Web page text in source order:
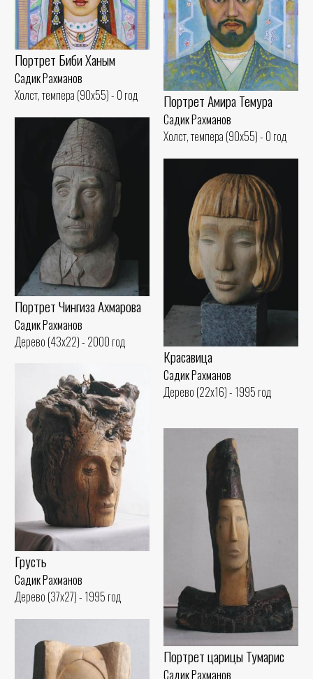
Портрет Биби Ханым
Садик Рахманов
Холст, темпера (90x55) - 0 год
Портрет Амира Темура
Садик Рахманов
Холст, темпера (90x55) - 0 год
Портрет Чингиза Ахмарова
Садик Рахманов
Дерево (43x22) - 2000 год
Красавица
Садик Рахманов
Дерево (22x16) - 1995 год
Грусть
Садик Рахманов
Дерево (37x27) - 1995 год
Портрет царицы Тумарис
Садик Рахманов